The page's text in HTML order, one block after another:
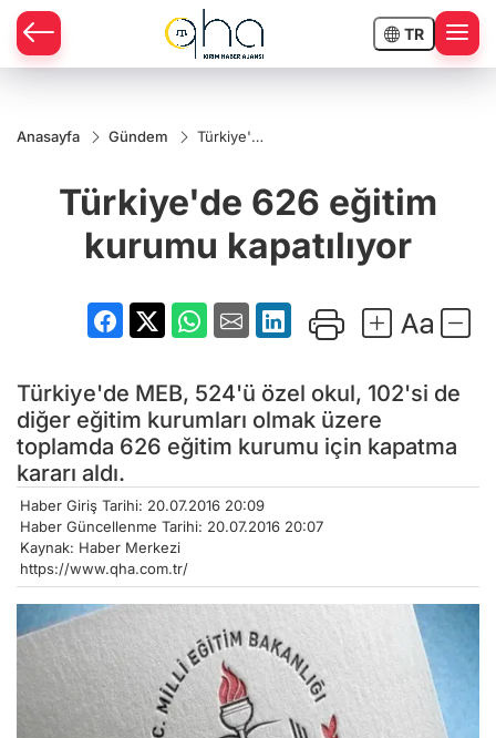
TR
Anasayfa Gündem
Türkiye'de
kapatılıyor
Türkiye'de 626 eğitim
kurumu kapatılıyor
Türkiye'de MEB, 524'ü özel okul, 102'si de
diğer eğitim kurumları olmak üzere
toplamda 626 eğitim kurumu için kapatma
kararı aldı.
Haber Giriş Tarihi: 20.07.2016 20:09
Haber Güncellenme Tarihi: 20.07.2016 20:07
Kaynak: Haber Merkezi
https://www.qha.com.tr/